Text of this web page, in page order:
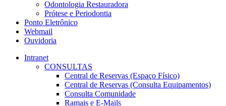
Odontologia Restauradora
Prótese e Periodontia
Ponto Eletrônico
Webmail
Ouvidoria
Intranet
CONSULTAS
Central de Reservas (Espaço Físico)
Central de Reservas (Consulta Equipamentos)
Consulta Comunidade
Ramais e E-Mails